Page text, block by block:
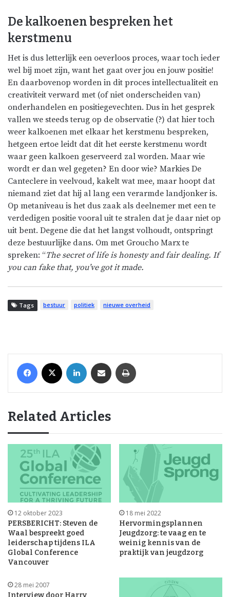
De kalkoenen bespreken het
kerstmenu
Het is dus letterlijk een oeverloos proces, waar toch ieder
wel bij moet zijn, want het gaat over jou en jouw positie!
En daarbovenop worden in dit proces intellectualiteit en
creativiteit verward met (of niet onderscheiden van)
onderhandelen en positiegevechten. Dus in het gesprek
vallen we steeds terug op de observatie (?) dat hier toch
weer kalkoenen met elkaar het kerstmenu bespreken,
hetgeen ertoe leidt dat dit het eerste kerstmenu wordt
waar geen kalkoen geserveerd zal worden. Maar wie
wordt er dan wel gegeten? En door wie? Markies De
Canteclere in veelvoud, kakelt wat mee, maar hoopt dat
niemand ziet dat hij al lang een verarmde landjonker is.
Op metaniveau is het dus zaak als deelnemer met een te
verdedigen positie vooral uit te stralen dat je daar niet op
uit bent. Degene die dat het langst volhoudt, ontspringt
deze bestuurlijke dans. Om met Groucho Marxte
spreken: “The secret of life is honesty and fair dealing. If
you can fake that, you’ve got it made.
Tags bestuur politiek nieuwe overheid
Related Articles
12 oktober 2023
PERSBERICHT: Steven de
Waal bespreekt goed
leiderschap tijdens ILA
Global Conference
Vancouver
18 mei 2022
Hervormingsplannen
Jeugdzorg: te vaag en te
weinig kennis van de
praktijk van jeugdzorg
28 mei 2007
Interview door Harry